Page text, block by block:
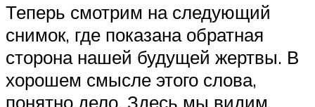
Теперь смотрим на следующий
снимок, где показана обратная
сторона нашей будущей жертвы. В
хорошем смысле этого слова,
понятно дело. Здесь мы видим